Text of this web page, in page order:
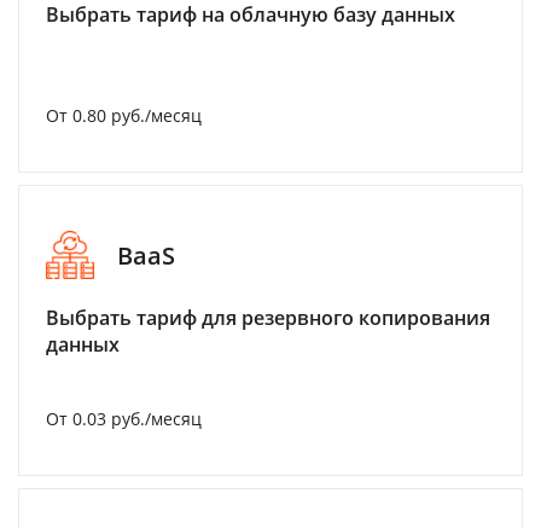
Выбрать тариф на облачную базу данных
От 0.80 руб./месяц
BaaS
Выбрать тариф для резервного копирования
данных
От 0.03 руб./месяц